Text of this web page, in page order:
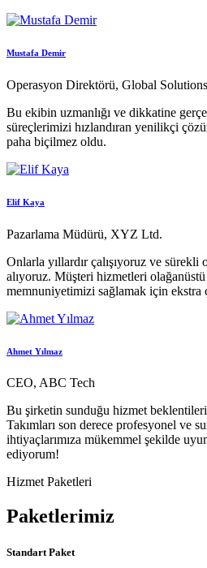
Mustafa Demir
Operasyon Direktörü, Global Solutions
Bu ekibin uzmanlığı ve dikkatine
süreçlerimizi hızlandıran yenilikçi
paha biçilmez oldu.
Elif Kaya
Pazarlama Müdürü, XYZ Ltd.
Onlarla yıllardır çalışıyoruz ve
alıyoruz. Müşteri hizmetleri
memnuniyetimizi sağlamak için ekstra
Ahmet Yılmaz
CEO, ABC Tech
Bu şirketin sunduğu hizmet
Takımları son derece profesyonel ve
ihtiyaçlarımıza mükemmel şekilde
ediyorum!
Hizmet Paketleri
Paketlerimiz
Standart Paket